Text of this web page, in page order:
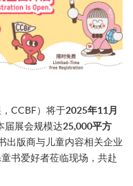
，CCBF）将于2025年11月
届展会规模达25,000平方
出版商与儿童内容相关企业
书爱好者莅临现场，共赴